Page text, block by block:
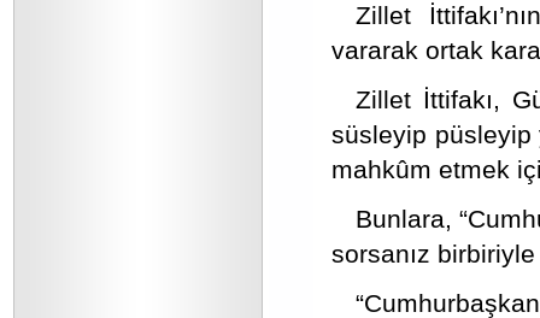
Zillet
vararak ortak
Zillet İttifakı,
süsleyip püsleyip
mahkûm etmek
Bunlara,
sorsanız birbiriyle